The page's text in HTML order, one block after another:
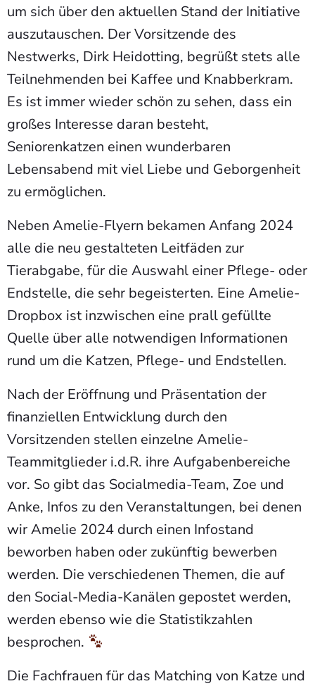
um sich über den aktuellen Stand der Initiative
auszutauschen. Der Vorsitzende des
Nestwerks, Dirk Heidotting, begrüßt stets alle
Teilnehmenden bei Kaffee und Knabberkram.
Es ist immer wieder schön zu sehen, dass ein
großes Interesse daran besteht,
Seniorenkatzen einen wunderbaren
Lebensabend mit viel Liebe und Geborgenheit
zu ermöglichen.
Neben Amelie-Flyern bekamen Anfang 2024
alle die neu gestalteten Leitfäden zur
Tierabgabe, für die Auswahl einer Pflege- oder
Endstelle, die sehr begeisterten. Eine Amelie-
Dropbox ist inzwischen eine prall gefüllte
Quelle über alle notwendigen Informationen
rund um die Katzen, Pflege- und Endstellen.
Nach der Eröffnung und Präsentation der
finanziellen Entwicklung durch den
Vorsitzenden stellen einzelne Amelie-
Teammitglieder i.d.R. ihre Aufgabenbereiche
vor. So gibt das Socialmedia-Team, Zoe und
Anke, Infos zu den Veranstaltungen, bei denen
wir Amelie 2024 durch einen Infostand
beworben haben oder zukünftig bewerben
werden. Die verschiedenen Themen, die auf
den Social-Media-Kanälen gepostet werden,
werden ebenso wie die Statistikzahlen
besprochen.
Die Fachfrauen für das Matching von Katze und